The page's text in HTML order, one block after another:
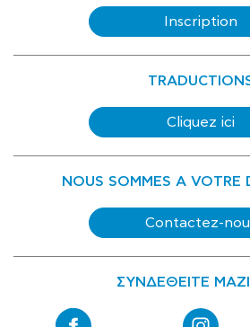
Inscription
Cliquez ici
NOUS SOMMES A VOTRE
Contactez-
ΣΥΝΔΕΘΕΙΤΕ